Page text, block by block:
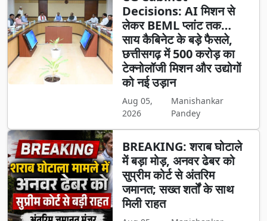
Decisions: AI मिशन से
लेकर BEML प्लांट तक…
साय कैबिनेट के बड़े फैसले,
छत्तीसगढ़ में 500 करोड़ का
टेक्नोलॉजी मिशन और उद्योगों
को नई उड़ान
Aug 05,
2026
Manishankar
Pandey
BREAKING: शराब घोटाले
में बड़ा मोड़, अनवर ढेबर को
सुप्रीम कोर्ट से अंतरिम
जमानत; सख्त शर्तों के साथ
मिली राहत